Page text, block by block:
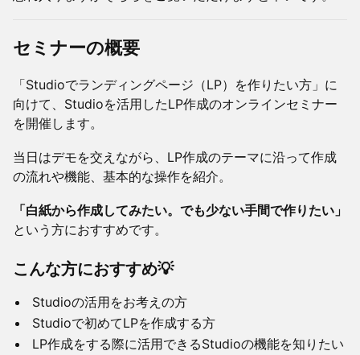
セミナーの概要
「Studioでランディングページ（LP）を作りたい方」に
向けて、Studioを活用したLP作成のオンラインセミナー
を開催します。
​当日はデモを交えながら、LP作成のテーマに沿って作成
の流れや機能、基本的な操作を紹介。
「白紙から作成してみたい。でも少ない手間で作りたい」
という方におすすめです。
​こんな方におすすめ💡
​Studioの活用をお考えの方
​Studioで初めてLPを作成する方
​LP作成をする際に活用できるStudioの機能を知りたい